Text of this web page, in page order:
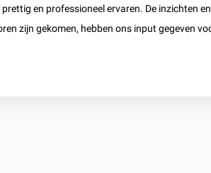
en professioneel ervaren. De inzichten
zijn gekomen, hebben ons input gegeven